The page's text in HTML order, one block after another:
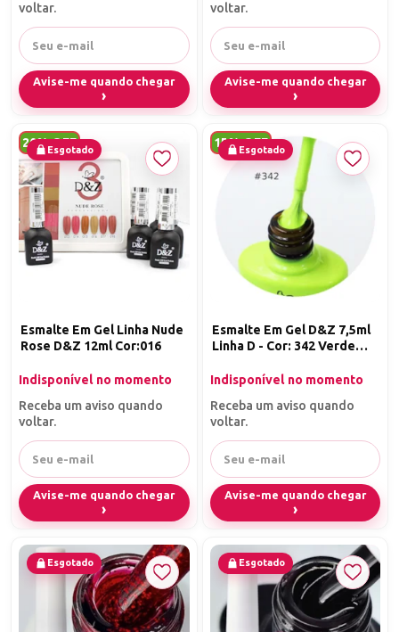
voltar.
Avise-me quando chegar
voltar.
Avise-me quando chegar
20% OFF
Esgotado
Esmalte Em Gel Linha Nude
Rose D&Z 12ml Cor:016
Indisponível no momento
Receba um aviso quando
voltar.
Avise-me quando chegar
15% OFF
Esgotado
Esmalte Em Gel D&Z 7,5ml
Linha D - Cor: 342 Verde
Indisponível no momento
Receba um aviso quando
voltar.
Avise-me quando chegar
Esgotado Esgotado